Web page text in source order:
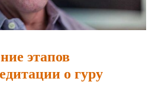
этапов
о гуру